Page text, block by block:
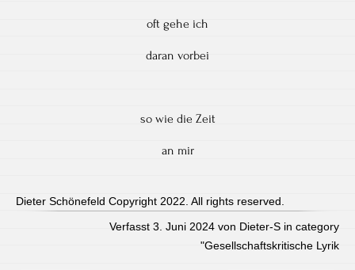
oft gehe ich
daran vorbei
so wie die Zeit
an mir
Dieter Schönefeld Copyright 2022. All rights reserved.
Verfasst 3. Juni 2024 von Dieter-S in category
"Gesellschaftskritische Lyrik